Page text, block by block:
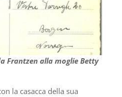
Frantzen alla moglie Betty
la casacca della sua